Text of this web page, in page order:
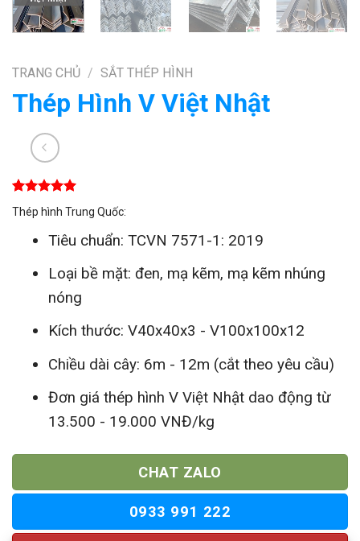
TRANG CHỦ / SẮT THÉP HÌNH
Thép Hình V Việt Nhật
5.00
trên 5
dựa trên
1
Thép hình Trung Quốc:
Tiêu chuẩn: TCVN 7571-1: 2019
Loại bề mặt: đen, mạ kẽm, mạ kẽm nhúng
nóng
Kích thước: V40x40x3 - V100x100x12
Chiều dài cây: 6m - 12m (cắt theo yêu cầu)
Đơn giá thép hình V Việt Nhật dao động từ
13.500 - 19.000 VNĐ/kg
CHAT ZALO
0933 991 222